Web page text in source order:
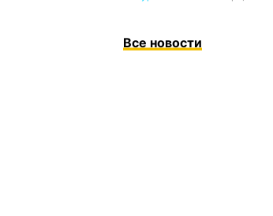
Все новости